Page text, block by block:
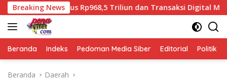
Langsung
ke
konten
Breaking News
Kredit Tembus Rp968,5 Triliun dan Transaksi Digital Melonjak
Beranda Indeks Pedoman Media Siber Editorial Politik
Beranda Daerah